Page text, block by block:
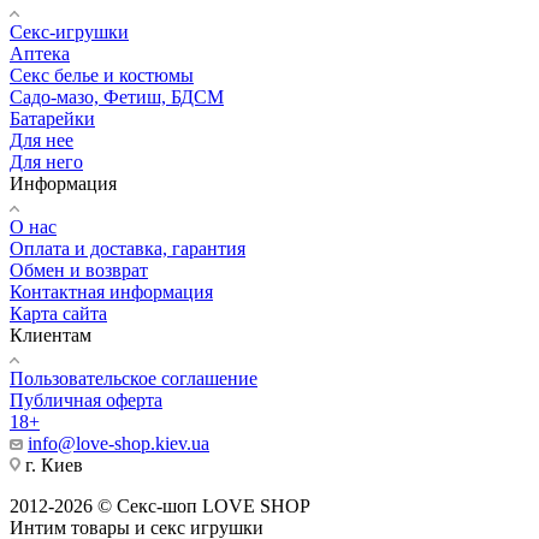
Секс-игрушки
Аптека
Секс белье и костюмы
Садо-мазо, Фетиш, БДСМ
Батарейки
Для нее
Для него
Информация
О нас
Оплата и доставка, гарантия
Обмен и возврат
Контактная информация
Карта сайта
Клиентам
Пользовательское соглашение
Публичная оферта
18+
info@love-shop.kiev.ua
г. Киев
2012-2026 © Секс-шоп LOVE SHOP
Интим товары и секс игрушки